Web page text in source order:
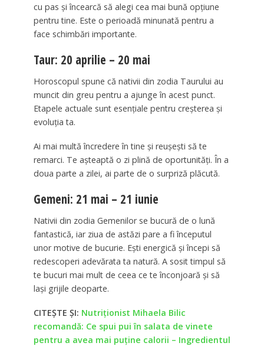
cu pas și încearcă să alegi cea mai bună opțiune
pentru tine. Este o perioadă minunată pentru a
face schimbări importante.
Taur: 20 aprilie – 20 mai
Horoscopul spune că nativii din zodia Taurului au
muncit din greu pentru a ajunge în acest punct.
Etapele actuale sunt esențiale pentru creșterea și
evoluția ta.
Ai mai multă încredere în tine și reușești să te
remarci. Te așteaptă o zi plină de oportunități. În a
doua parte a zilei, ai parte de o surpriză plăcută.
Gemeni: 21 mai – 21 iunie
Nativii din zodia Gemenilor se bucură de o lună
fantastică, iar ziua de astăzi pare a fi începutul
unor motive de bucurie. Ești energică și începi să
redescoperi adevărata ta natură. A sosit timpul să
te bucuri mai mult de ceea ce te înconjoară și să
lași grijile deoparte.
CITEȘTE ȘI: Nutriționist Mihaela Bilic
recomandă: Ce spui pui în salata de vinete
pentru a avea mai puține calorii – Ingredientul